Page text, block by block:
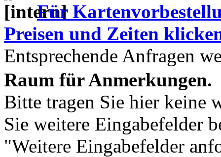
Für
Preisen und Zeiten
Entsprechende Anfragen
Raum für Anmerkungen.
Bitte tragen Sie hier keine
Sie weitere Eingabefelder
"Weitere Eingabefelder